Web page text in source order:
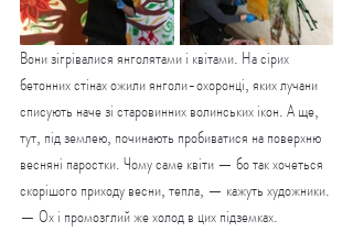
Вони зігрівалися янголятами і квітами. На сірих
бетонних стінах ожили янголи-охоронці, яких лучани
списують наче зі старовинних волинських ікон. А ще,
тут, під землею, починають пробиватися на поверхню
весняні паростки. Чому саме квіти — бо так хочеться
скорішого приходу весни, тепла, — кажуть художники.
— Ох і промозглий же холод в цих підземках.